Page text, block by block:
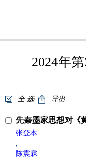
2024年
全 选 导出
先秦墨家思想对《
张登本
,
陈震霖